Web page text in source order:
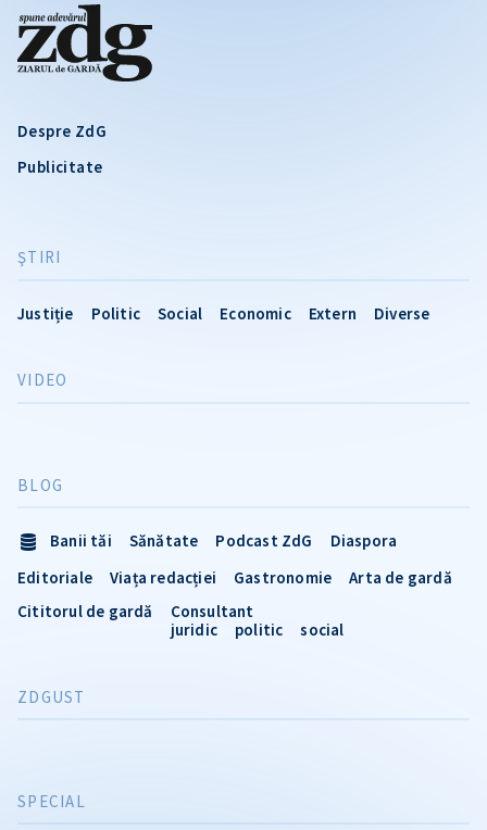
Despre ZdG
Publicitate
ŞTIRI
Justiție Politic Social Economic Extern Diverse
VIDEO
SPECIAL
BLOG
Banii tăi Sănătate Podcast ZdG
Diaspora
Editoriale
Viața redacției Gastronomie
Arta de gardă
Cititorul de gardă
Consultant
juridic
politic social
ZDGUST